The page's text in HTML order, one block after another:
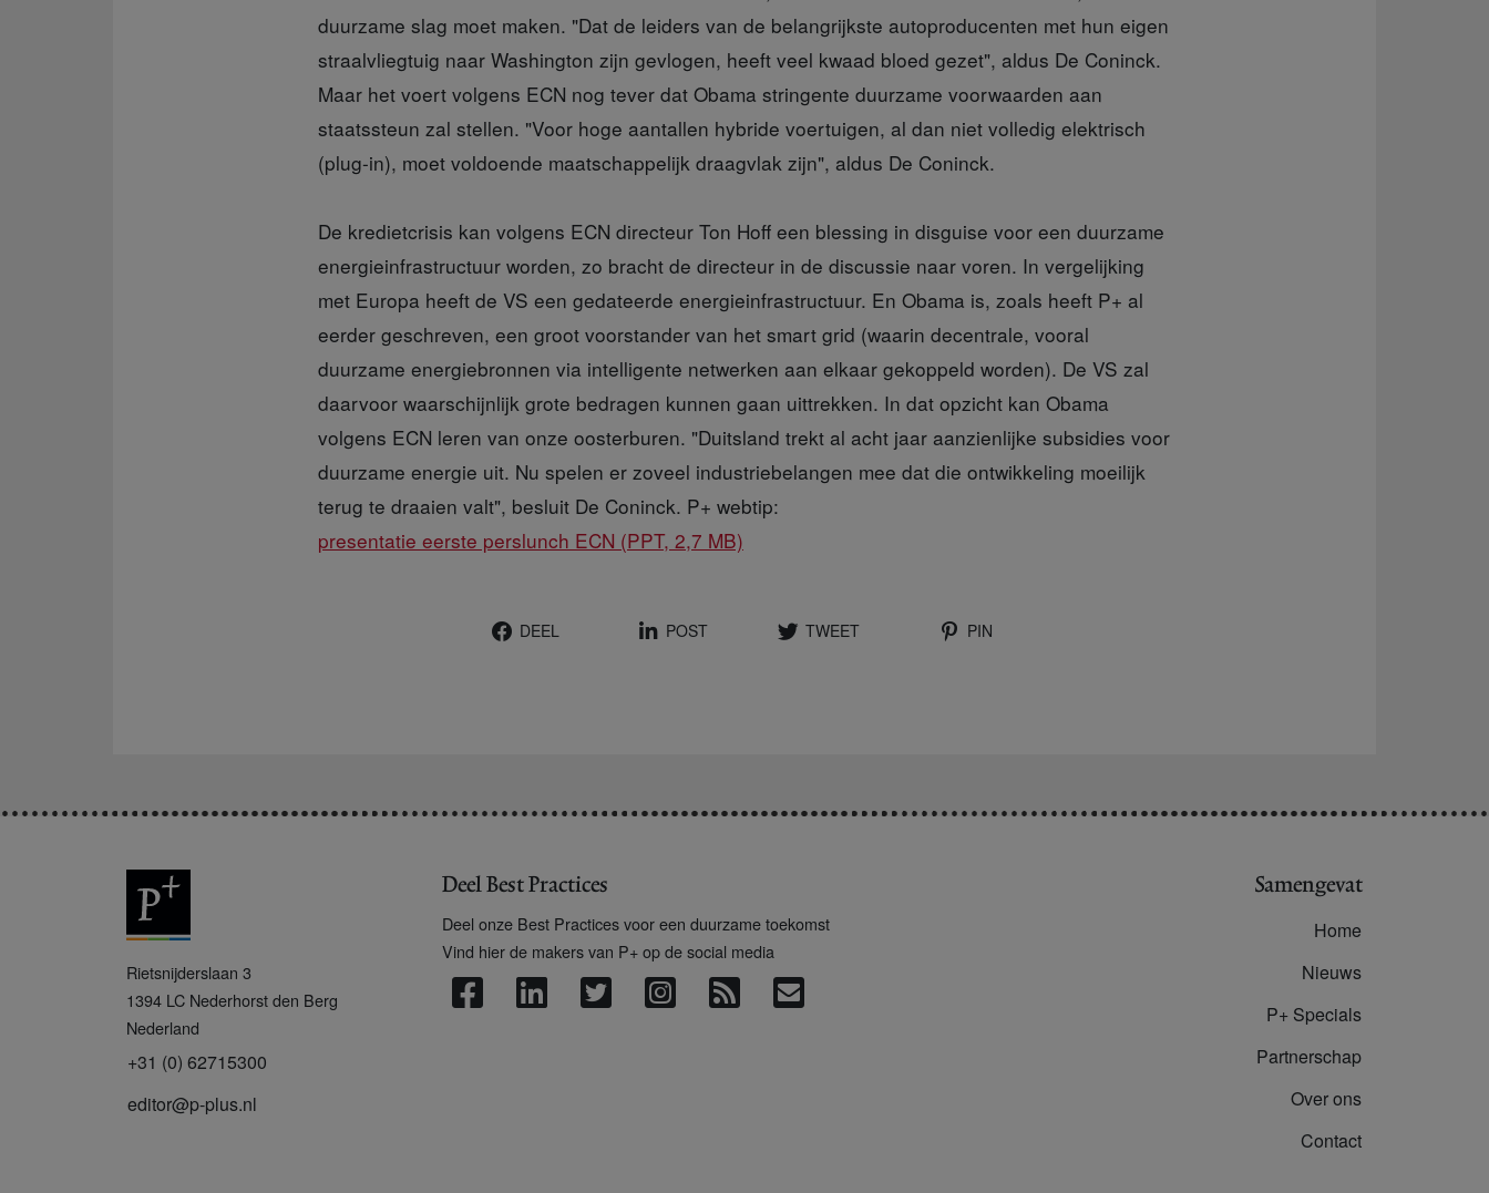
duurzame slag moet maken. "Dat de leiders van de belangrijkste autoproducenten met hun eigen
straalvliegtuig naar Washington zijn gevlogen, heeft veel kwaad bloed gezet", aldus De Coninck.
Maar het voert volgens ECN nog tever dat Obama stringente duurzame voorwaarden aan
staatssteun zal stellen. "Voor hoge aantallen hybride voertuigen, al dan niet volledig elektrisch
(plug-in), moet voldoende maatschappelijk draagvlak zijn", aldus De Coninck.
De kredietcrisis kan volgens ECN directeur Ton Hoff een blessing in disguise voor een duurzame
energieinfrastructuur worden, zo bracht de directeur in de discussie naar voren. In vergelijking
met Europa heeft de VS een gedateerde energieinfrastructuur. En Obama is, zoals heeft P+ al
eerder geschreven, een groot voorstander van het smart grid (waarin decentrale, vooral
duurzame energiebronnen via intelligente netwerken aan elkaar gekoppeld worden). De VS zal
daarvoor waarschijnlijk grote bedragen kunnen gaan uittrekken. In dat opzicht kan Obama
volgens ECN leren van onze oosterburen. "Duitsland trekt al acht jaar aanzienlijke subsidies voor
duurzame energie uit. Nu spelen er zoveel industriebelangen mee dat die ontwikkeling moeilijk
terug te draaien valt", besluit De Coninck. P+ webtip:
presentatie eerste perslunch ECN (PPT, 2,7 MB)
DEEL POST TWEET PIN
+
Rietsnijderslaan 3
1394 LC Nederhorst den Berg
Nederland
+31 (0) 62715300
editor@p-plus.nl
Deel Best Practices
Deel onze Best Practices voor een duurzame toekomst
Vind hier de makers van P+ op de social media
Samengevat
Home
Nieuws
P+ Specials
Partnerschap
Over ons
Contact